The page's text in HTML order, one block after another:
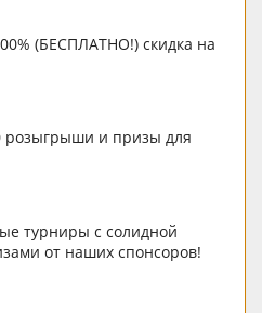
(БЕСПЛАТНО!) скидка на
розыгрыши и призы для
турниры с солидной
от наших спонсоров!